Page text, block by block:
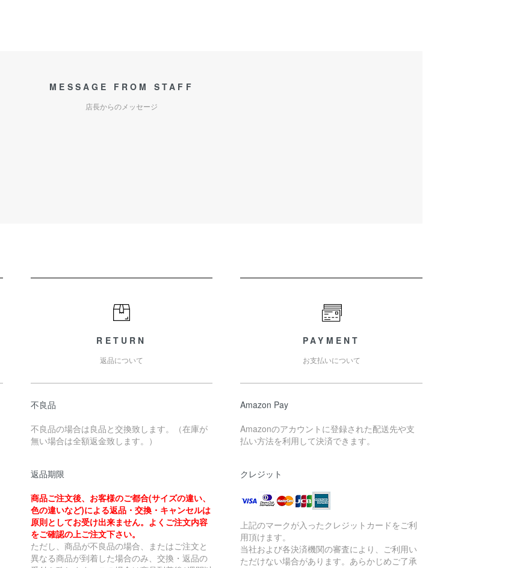
MESSAGE FROM STAFF
店長からのメッセージ
RETURN
返品について
不良品
不良品の場合は良品と交換致します。（在庫が
無い場合は全額返金致します。）
返品期限
商品ご注文後、お客様のご都合(サイズの違い、
色の違いなど)による返品・交換・キャンセルは
原則としてお受け出来ません。よくご注文内容
をご確認の上ご注文下さい。
ただし、商品が不良品の場合、またはご注文と
異なる商品が到着した場合のみ、交換・返品の
PAYMENT
お支払いについて
Amazon Pay
Amazonのアカウントに登録された配送先や支
払い方法を利用して決済できます。
クレジット
上記のマークが入ったクレジットカードをご利
用頂けます。
当社および各決済機関の審査により、ご利用い
ただけない場合があります。あらかじめご了承